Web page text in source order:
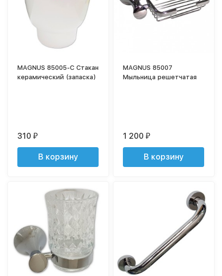
MAGNUS 85005-C Стакан
керамический (запаска)
310₽
В корзину
MAGNUS 85007
Мыльница решетчатая
1 200₽
В корзину